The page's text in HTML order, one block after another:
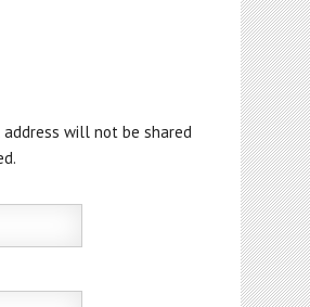
address will not be shared